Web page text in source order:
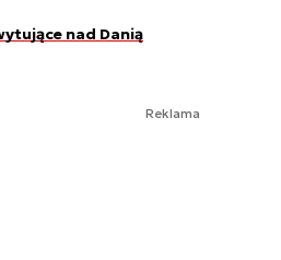
nad Danią
Reklama